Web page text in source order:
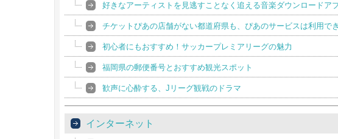
好きなアーティストを見逃すことなく追える音楽ダウンロードア
チケットぴあの店舗がない都道府県も、ぴあのサービスは利用で
初心者にもおすすめ！サッカープレミアリーグの魅力
福岡県の郵便番号とおすすめ観光スポット
歓声に心酔する、Jリーグ観戦のドラマ
インターネット